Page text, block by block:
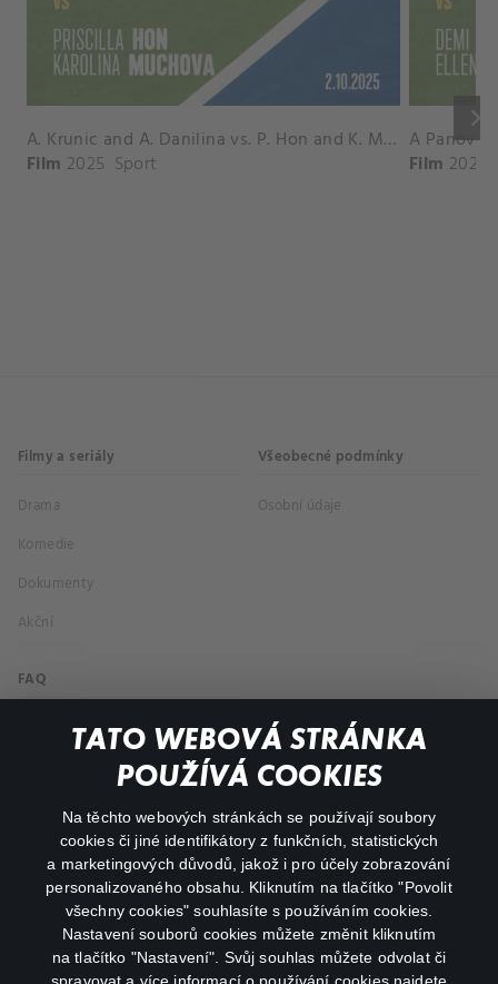
TATO WEBOVÁ STRÁNKA
POUŽÍVÁ COOKIES
Na těchto webových stránkách se používají soubory
cookies či jiné identifikátory z funkčních, statistických
a marketingových důvodů, jakož i pro účely zobrazování
personalizovaného obsahu. Kliknutím na tlačítko "Povolit
všechny cookies" souhlasíte s používáním cookies.
Nastavení souborů cookies můžete změnit kliknutím
na tlačítko "Nastavení". Svůj souhlas můžete odvolat či
keyboard_arrow_right
A. Krunic and A. Danilina vs. P. Hon and K. Muchova Match Highlights - BEIJING_Capital Group Diamond ( October 02, 2025)
Film 2025 Sport Film 2026
Filmy a seriály
Drama
Komedie
Dokumenty
Akční
Všeobecné podmínky
Osobní údaje
FAQ
Můj účet
Důležité odkazy
facebookinstagram
youtube